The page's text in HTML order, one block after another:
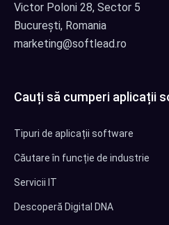
Victor Poloni 28, Sector 5
București, Romania
marketing@softlead.ro
Cauți să cumperi aplicații
Tipuri de aplicații software
Căutare în funcție de industrie
Servicii IT
Descoperă Digital DNA